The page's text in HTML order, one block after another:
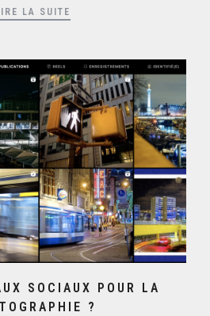
LA SUITE
SOCIAUX POUR LA
?